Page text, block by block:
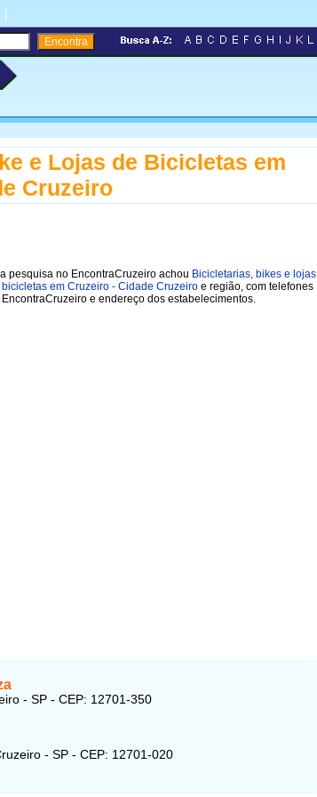
|
e Lojas de Bicicletas em
Cruzeiro
pesquisa no EncontraCruzeiro achou Bicicletarias, bikes e lojas
em Cruzeiro - Cidade Cruzeiro e região, com telefones
e endereço dos estabelecimentos.
- SP - CEP: 12701-350
- SP - CEP: 12701-020